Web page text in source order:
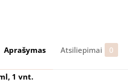
Aprašymas Atsiliepimai 0
1 vnt.